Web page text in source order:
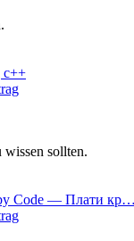
c++
sollten.
Code — Плати кр…